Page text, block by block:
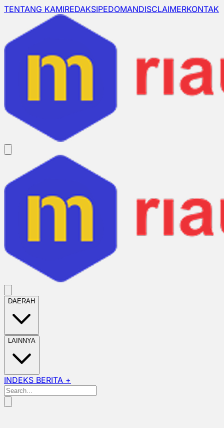
TENTANG KAMIREDAKSIPEDOMANDISCLAIMERKONTAK
DAERAH
LAINNYA
INDEKS BERITA +